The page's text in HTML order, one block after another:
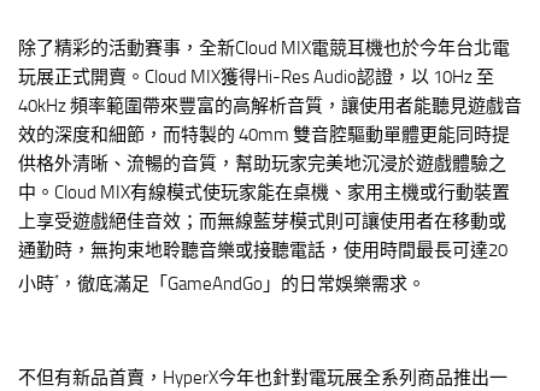
除了精彩的活動賽事，全新Cloud MIX電競耳機也於今年台北電
玩展正式開賣。Cloud MIX獲得Hi-Res Audio認證，以 10Hz 至
40kHz 頻率範圍帶來豐富的高解析音質，讓使用者能聽見遊戲音
效的深度和細節，而特製的 40mm 雙音腔驅動單體更能同時提
供格外清晰、流暢的音質，幫助玩家完美地沉浸於遊戲體驗之
中。Cloud MIX有線模式使玩家能在桌機、家用主機或行動裝置
上享受遊戲絕佳音效；而無線藍芽模式則可讓使用者在移動或
通勤時，無拘束地聆聽音樂或接聽電話，使用時間最長可達20
小時* ，徹底滿足「GameAndGo」的日常娛樂需求。
不但有新品首賣，HyperX今年也針對電玩展全系列商品推出一